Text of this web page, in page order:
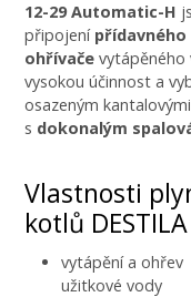
12-29 Automatic-H
připojení
ohřívače
vysokou účinnost a
osazeným
s dokonalým
Vlastnosti
kotlů DESTILA
vytápění a ohřev
užitkové vody